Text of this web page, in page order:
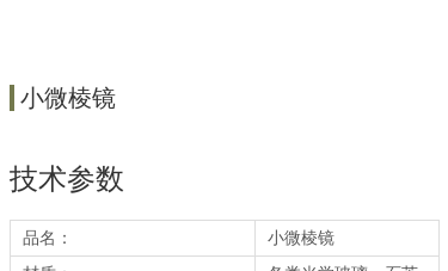
小微棱镜
技术参数
品名：
小微棱镜